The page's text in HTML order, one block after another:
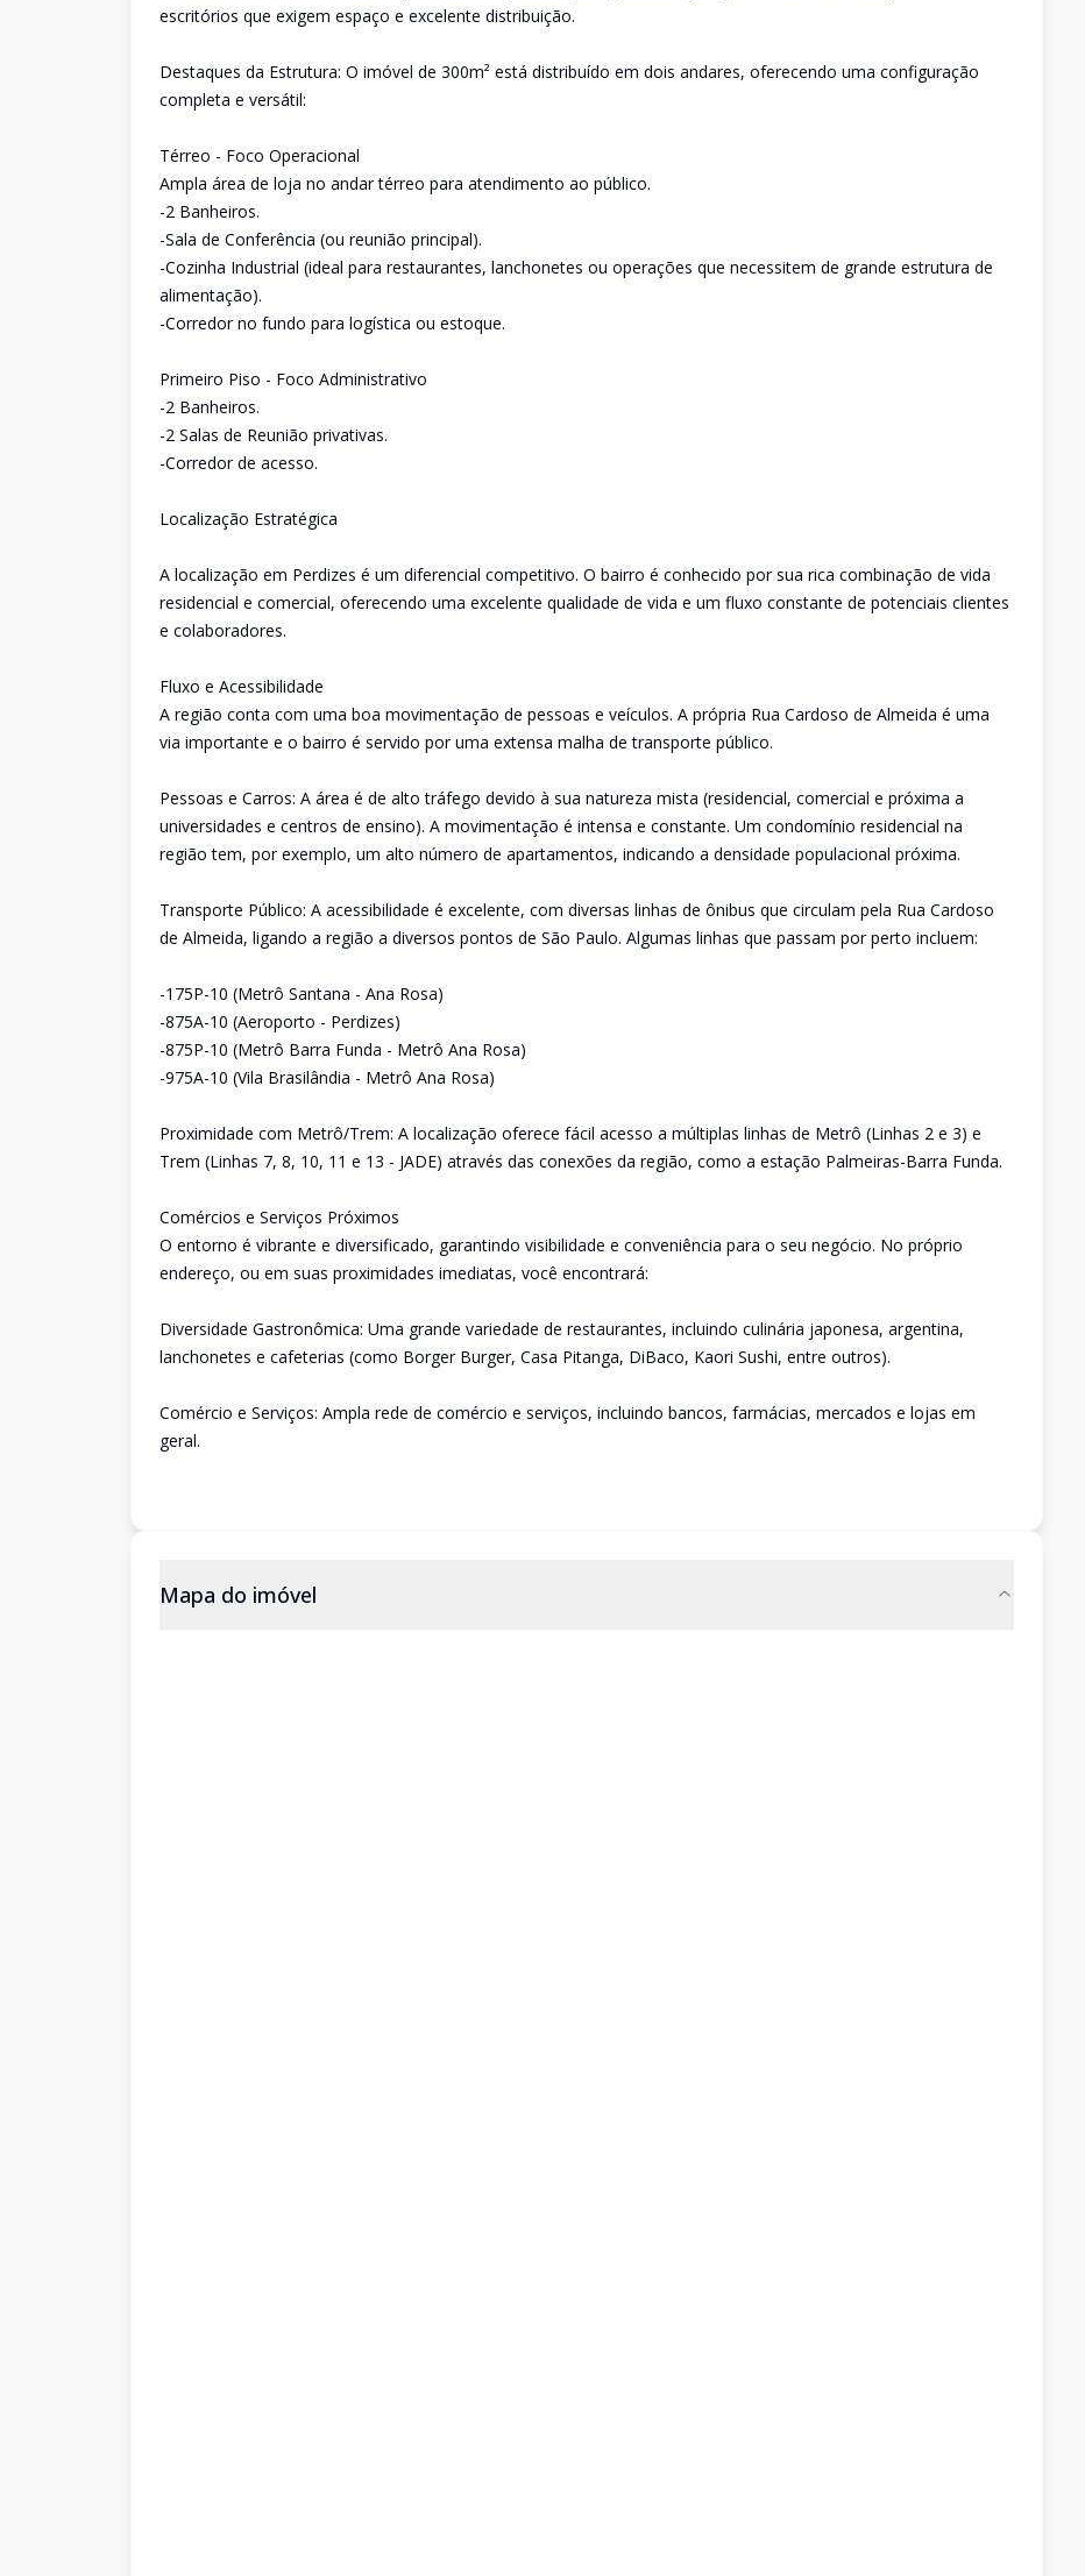
escritórios que exigem espaço e excelente distribuição.
Destaques da Estrutura: O imóvel de 300m² está distribuído em dois andares, oferecendo uma configuração
completa e versátil:
Térreo - Foco Operacional
Ampla área de loja no andar térreo para atendimento ao público.
-2 Banheiros.
-Sala de Conferência (ou reunião principal).
-Cozinha Industrial (ideal para restaurantes, lanchonetes ou operações que necessitem de grande estrutura de
alimentação).
-Corredor no fundo para logística ou estoque.
Primeiro Piso - Foco Administrativo
-2 Banheiros.
-2 Salas de Reunião privativas.
-Corredor de acesso.
Localização Estratégica
A localização em Perdizes é um diferencial competitivo. O bairro é conhecido por sua rica combinação de vida
residencial e comercial, oferecendo uma excelente qualidade de vida e um fluxo constante de potenciais clientes
e colaboradores.
Fluxo e Acessibilidade
A região conta com uma boa movimentação de pessoas e veículos. A própria Rua Cardoso de Almeida é uma
via importante e o bairro é servido por uma extensa malha de transporte público.
Pessoas e Carros: A área é de alto tráfego devido à sua natureza mista (residencial, comercial e próxima a
universidades e centros de ensino). A movimentação é intensa e constante. Um condomínio residencial na
região tem, por exemplo, um alto número de apartamentos, indicando a densidade populacional próxima.
Transporte Público: A acessibilidade é excelente, com diversas linhas de ônibus que circulam pela Rua Cardoso
de Almeida, ligando a região a diversos pontos de São Paulo. Algumas linhas que passam por perto incluem:
-175P-10 (Metrô Santana - Ana Rosa)
-875A-10 (Aeroporto - Perdizes)
-875P-10 (Metrô Barra Funda - Metrô Ana Rosa)
-975A-10 (Vila Brasilândia - Metrô Ana Rosa)
Proximidade com Metrô/Trem: A localização oferece fácil acesso a múltiplas linhas de Metrô (Linhas 2 e 3) e
Trem (Linhas 7, 8, 10, 11 e 13 - JADE) através das conexões da região, como a estação Palmeiras-Barra Funda.
Comércios e Serviços Próximos
O entorno é vibrante e diversificado, garantindo visibilidade e conveniência para o seu negócio. No próprio
endereço, ou em suas proximidades imediatas, você encontrará:
Diversidade Gastronômica: Uma grande variedade de restaurantes, incluindo culinária japonesa, argentina,
lanchonetes e cafeterias (como Borger Burger, Casa Pitanga, DiBaco, Kaori Sushi, entre outros).
Comércio e Serviços: Ampla rede de comércio e serviços, incluindo bancos, farmácias, mercados e lojas em
geral.
Mapa do imóvel